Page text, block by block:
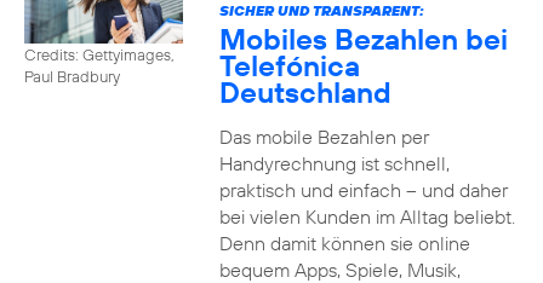
Credits: Gettyimages,
Paul Bradbury
SICHER UND TRANSPARENT:
Mobiles Bezahlen bei
Telefónica
Deutschland
Das mobile Bezahlen per
Handyrechnung ist schnell,
praktisch und einfach – und daher
bei vielen Kunden im Alltag beliebt.
Denn damit können sie online
bequem Apps, Spiele, Musik,